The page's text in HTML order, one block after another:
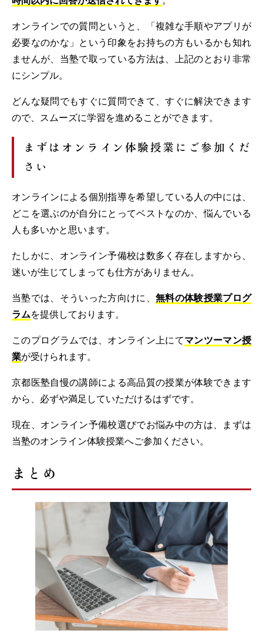
オンラインでの質問というと、「複雑な手順やアプリが
必要なのかな」という印象をお持ちの方もいるかも知れ
ませんが、当塾で取っている方法は、上記のとおり非常
にシンプル。
どんな疑問でもすぐに質問できて、すぐに解決できます
ので、スムーズに学習を進めることができます。
まずはオンライン体験授業にご参加くだ
さい
オンラインによる個別指導を希望している人の中には、
どこを選ぶのが自分にとってベストなのか、悩んでいる
人も多いかと思います。
たしかに、オンライン予備校は数多く存在しますから、
迷いが生じてしまっても仕方がありません。
当塾では、そういった方向けに、 無料の体験授業プログ
ラムを提供しております。
このプログラムでは、オンライン上にてマンツーマン授
業が受けられます。
京都医塾自慢の講師による高品質の授業が体験できます
から、必ずや満足していただけるはずです。
現在、オンライン予備校選びでお悩み中の方は、まずは
当塾のオンライン体験授業へご参加ください。
まとめ